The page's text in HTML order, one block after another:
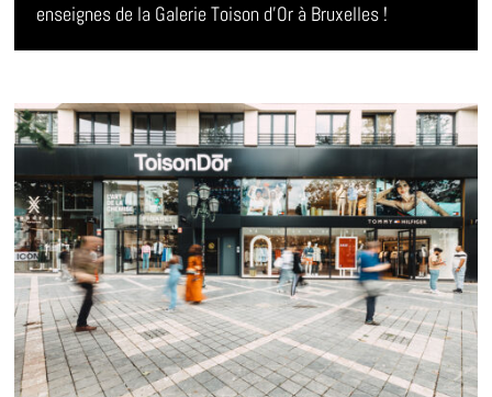
enseignes de la Galerie Toison d’Or à Bruxelles !